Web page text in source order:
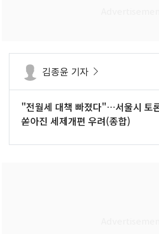
김종윤 기자
"전월세 대책 빠졌다"…서울시 토
쏟아진 세제개편 우려(종합)